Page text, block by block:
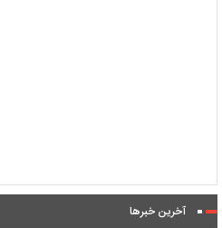
آخرین خبرها